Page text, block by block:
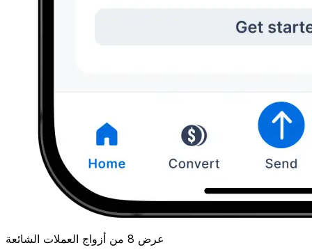
عرض 8 من أزواج العملات الشائعة